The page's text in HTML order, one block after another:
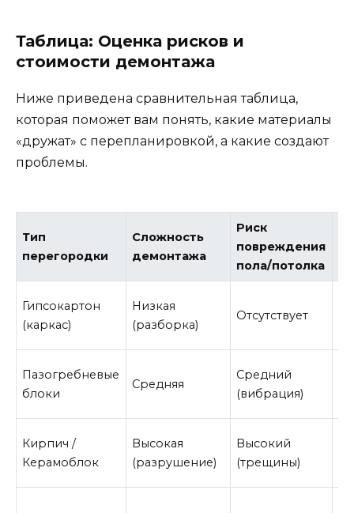
Таблица: Оценка рисков и
стоимости демонтажа
Ниже приведена сравнительная таблица,
которая поможет вам понять, какие материалы
«дружат» с перепланировкой, а какие создают
проблемы.
Тип
перегородки
Сложность
демонтажа
Риск
повреждения
пола/потолка
Гипсокартон
(каркас)
Низкая
(разборка)
Отсутствует
Пазогребневые
блоки
Средняя
Средний
(вибрация)
Кирпич /
Керамоблок
Высокая
(разрушение)
Высокий
(трещины)